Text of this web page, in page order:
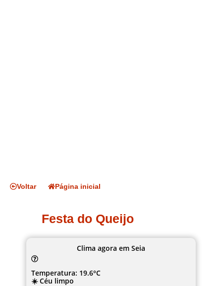
Voltar Página inicial
Festa do Queijo
Clima agora em Seia
Temperatura: 19.6°C
☀️ Céu limpo